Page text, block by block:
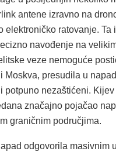
antene izravno na
elektroničko ratovanje. Ta
navođenje na
veze nemoguće
Moskva, presudila u
potpuno nezaštićeni. Kijev
značajno pojačao
graničnim područjima.
odgovorila masivnim